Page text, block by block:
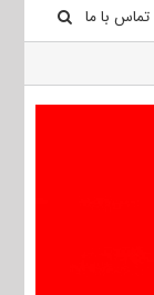
تماس با ما